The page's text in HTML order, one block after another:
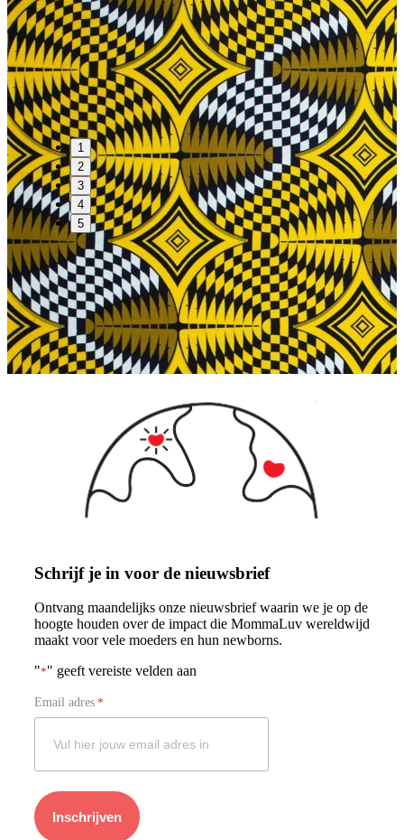
1
2
3
4
5
Schrijf je in voor de nieuwsbrief
Ontvang maandelijks onze nieuwsbrief waarin we je op de
hoogte houden over de impact die MommaLuv wereldwijd
maakt voor vele moeders en hun newborns.
"*" geeft vereiste velden aan
Email adres *